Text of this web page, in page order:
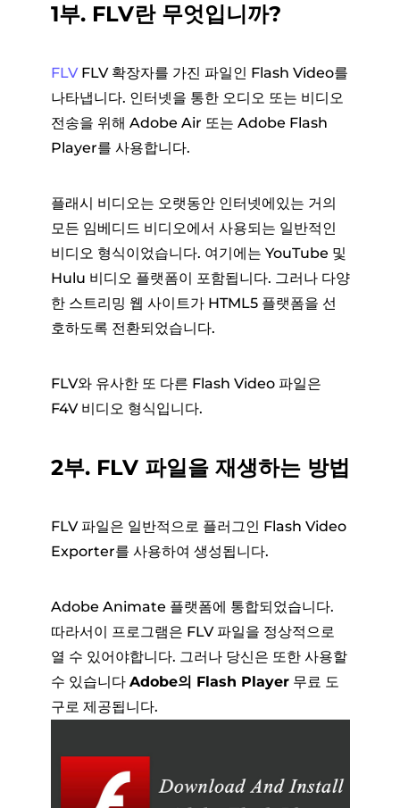
1부. FLV란 무엇입니까?
FLVFLV 확장자를 가진 파일인 Flash Video를
나타냅니다. 인터넷을 통한 오디오 또는 비디오
전송을 위해 Adobe Air 또는 Adobe Flash
Player를 사용합니다.
플래시 비디오는 오랫동안 인터넷에있는 거의
모든 임베디드 비디오에서 사용되는 일반적인
비디오 형식이었습니다. 여기에는 YouTube 및
Hulu 비디오 플랫폼이 포함됩니다. 그러나 다양
한 스트리밍 웹 사이트가 HTML5 플랫폼을 선
호하도록 전환되었습니다.
FLV와 유사한 또 다른 Flash Video 파일은
F4V 비디오 형식입니다.
2부. FLV 파일을 재생하는 방법
FLV 파일은 일반적으로 플러그인 Flash Video
Exporter를 사용하여 생성됩니다.
Adobe Animate 플랫폼에 통합되었습니다.
따라서이 프로그램은 FLV 파일을 정상적으로
열 수 있어야합니다. 그러나 당신은 또한 사용할
수 있습니다 Adobe의 Flash Player무료 도
구로 제공됩니다.